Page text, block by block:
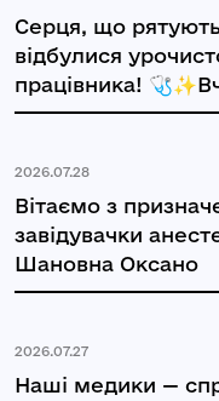
Серця, що
відбулися
працівника!
2026.07.28
Вітаємо з
завідувачки
Шановна Оксано
2026.07.27
Наші медики —